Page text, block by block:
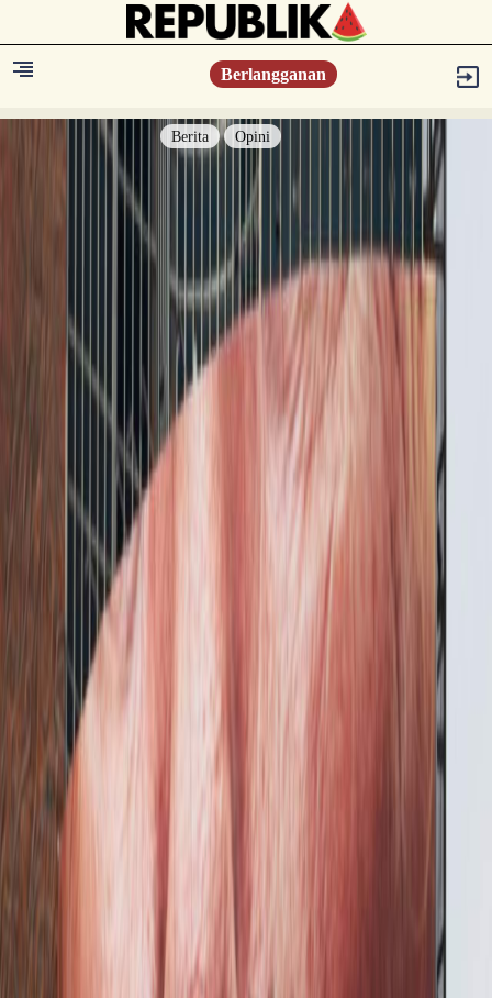
Berlangganan
Berita Opini
Berita
Islam Digest
Hikmah
Opini
Konsultasi Syariah
Resonansi
Sejarah
Lensa
Iqtishodia
Sastra
Literasi Umat